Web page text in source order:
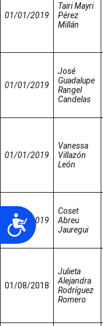
Accesibilidad
01/01/2019
Tairi Mayri
Pérez
Millán
01/01/2019
José
Guadalupe
Rangel
Candelas
01/01/2019
Vanessa
Villazón
León
01/01/2019
Coset
Abreu
Jauregui
01/08/2018
Julieta
Alejandra
Rodríguez
Romero